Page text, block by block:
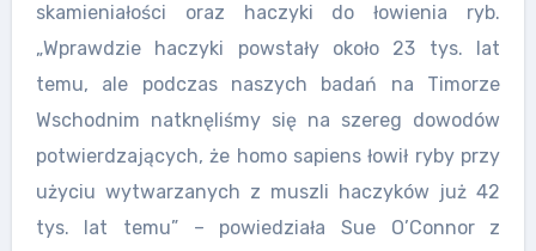
skamieniałości oraz haczyki do łowienia ryb.
„Wprawdzie haczyki powstały około 23 tys. lat
temu, ale podczas naszych badań na Timorze
Wschodnim natknęliśmy się na szereg dowodów
potwierdzających, że homo sapiens łowił ryby przy
użyciu wytwarzanych z muszli haczyków już 42
tys. lat temu” – powiedziała Sue O’Connor z